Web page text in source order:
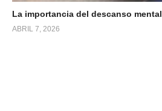
La importancia del descanso mental
ABRIL 7, 2026